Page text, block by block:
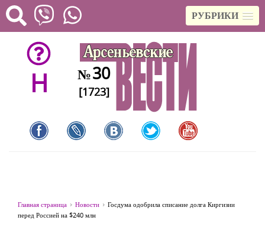
РУБРИКИ
H №30
[1723]
Главная страница Новости
Госдума одобрила списание долга Киргизии
перед Россией на $240 млн